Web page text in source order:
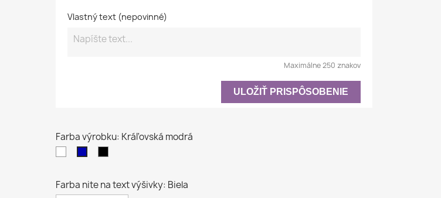
Vlastný text (nepovinné)
Maximálne 250 znakov
ULOŽIŤ PRISPÔSOBENIE
Farba výrobku: Kráľovská modrá
Farba nite na text výšivky: Biela